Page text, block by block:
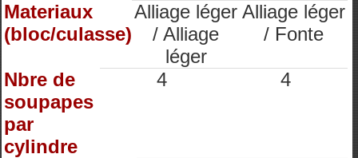
Materiaux
(bloc/culasse)
Alliage léger
/ Alliage
léger
Alliage léger
/ Fonte
Nbre de
soupapes
par
cylindre
4 4